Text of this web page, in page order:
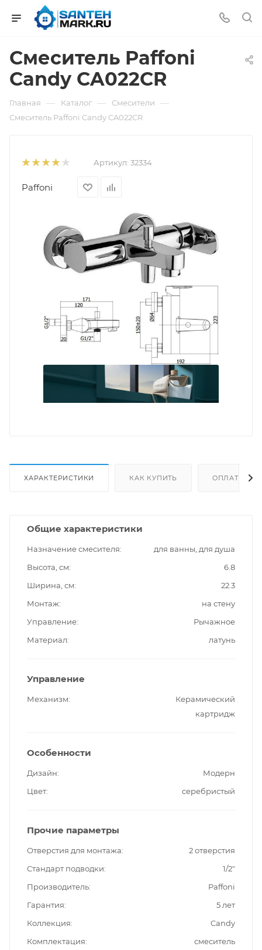
Смеситель Paffoni
Candy CA022CR
Главная — Каталог — Смесители —
Смеситель Paffoni Candy CA022CR
Артикул: 32334
Paffoni
ХАРАКТЕРИСТИКИ КАК КУПИТЬ ОПЛАТА
Общие характеристики
Назначение смесителя
для ванны, для душа
Высота, см
6.8
Ширина, см
22.3
Монтаж
на стену
Управление
Рычажное
Материал
латунь
Управление
Механизм
Керамический
картридж
Особенности
Дизайн
Модерн
Цвет
серебристый
Прочие параметры
Отверстия для монтажа
2 отверстия
Стандарт подводки
1/2"
Производитель
Paffoni
Гарантия
5 лет
Коллекция
Candy
Комплектация
смеситель